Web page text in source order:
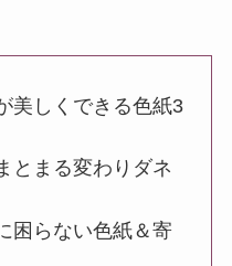
美しくできる色紙3
とまる変わりダネ
困らない色紙＆寄